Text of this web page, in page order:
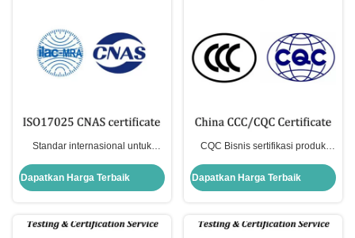
Standar internasional untuk
dalam produk listrik dan
Dapatkan Harga Terbaik
CQC Bisnis sertifikasi produk
China Quality Certification Center
Dapatkan Harga Terbaik